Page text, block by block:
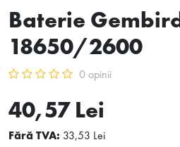
Baterie
18650/2600
0 opinii
40,57 Lei
Fără TVA: 33,53 Lei